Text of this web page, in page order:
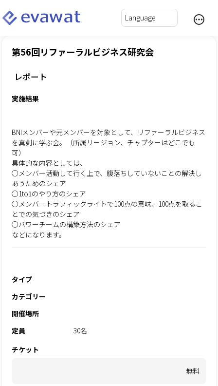
第56回リファーラルビジネス研究会
レポート
実施結果
BNIメンバーや元メンバーを対象として、リファーラルビジネス
を真剣に学ぶ会。（所属リージョン、チャプターはどこでも
可）
具体的な内容としては、
○メンバー活動して行く上で、腹落ちしていないことの解決し
あうためのシェア
○1to1のやり方のシェア
○メンバートラフィックライトで100点の意味、100点を取るこ
とでの気づきのシェア
○パワーチームの構築方法のシェア
などになります。
タイプ
カテゴリー
開催場所
定員
30名
チケット
無料